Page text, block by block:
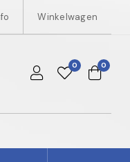
Winkelwagen
0 0